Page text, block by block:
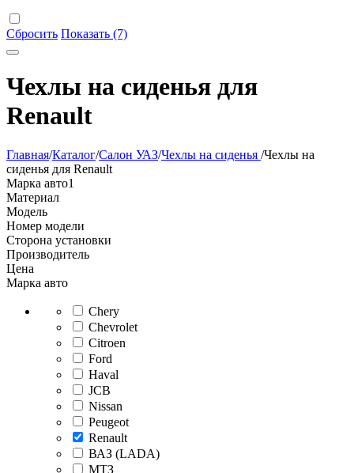
Сбросить Показать (7)
Чехлы на сиденья для
Renault
Главная/Каталог/Салон УАЗ/Чехлы на сиденья /Чехлы на
сиденья для Renault
Марка авто1
Материал
Модель
Номер модели
Сторона установки
Производитель
Цена
Марка авто
Chery
Chevrolet
Citroen
Ford
Haval
JCB
Nissan
Peugeot
Renault
ВАЗ (LADA)
МТЗ